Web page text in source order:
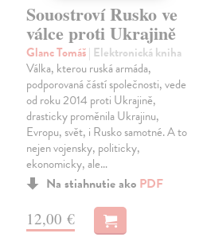
Souostroví Rusko ve
válce proti Ukrajině
Glanc Tomáš| Elektronická kniha
Válka, kterou ruská armáda,
podporovaná částí společnosti, vede
od roku 2014 proti Ukrajině,
drasticky proměnila Ukrajinu,
Evropu, svět, i Rusko samotné. A to
nejen vojensky, politicky,
ekonomicky, ale…
Na stiahnutie ako PDF
12,00 €